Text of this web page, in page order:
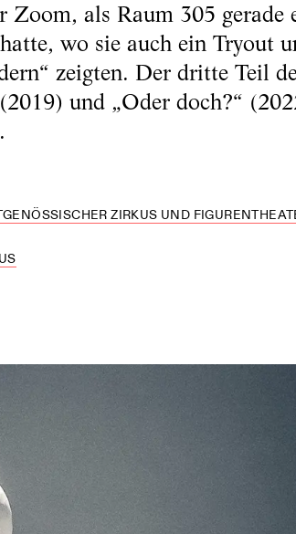
als Raum 305 gerade
wo sie auch ein Tryout
zeigten. Der dritte Teil
und „Oder doch?“
ZIRKUS UND